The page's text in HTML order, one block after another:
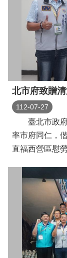
北市府致贈
112-07-27
臺北市政府
率市府同仁，
直福西營區慰